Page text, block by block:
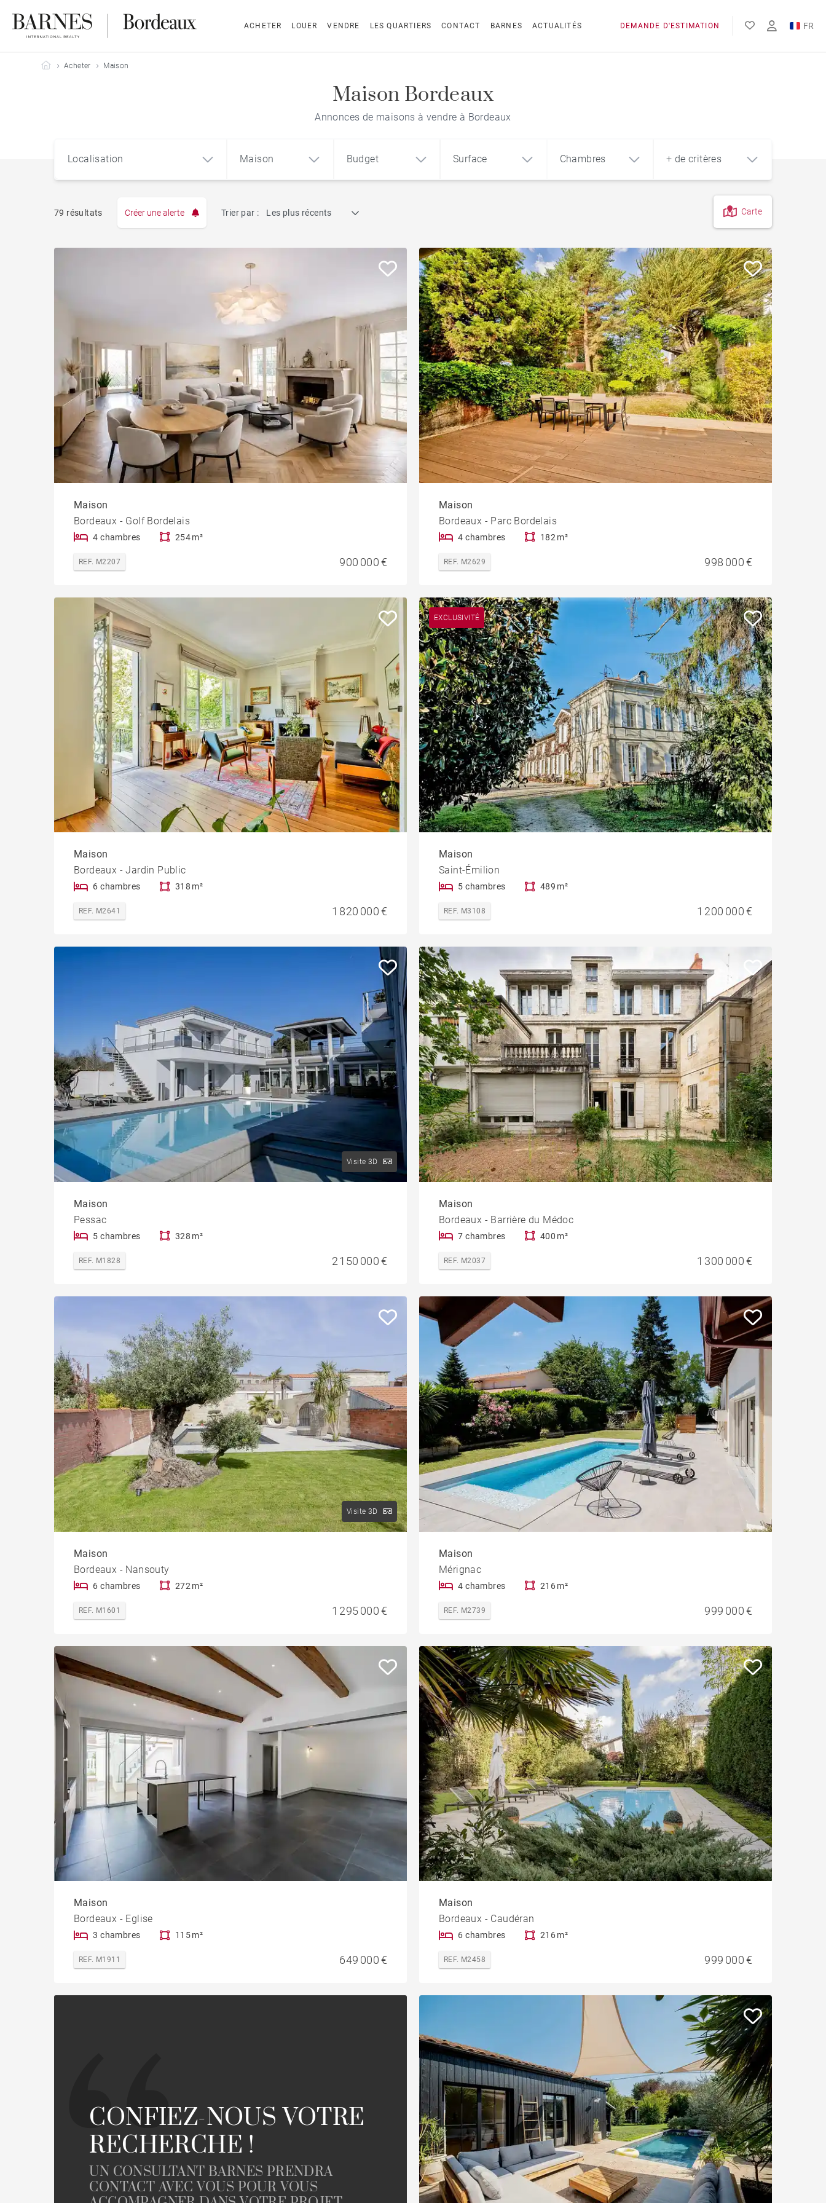
ACHETER LOUER VENDRE LES QUARTIERS CONTACT BARNES ACTUALITÉS DEMANDE D'ESTIMATION
FR
Barnes Bordeaux
Acheter Maison
Maison Bordeaux
Annonces de maisons à vendre à Bordeaux
Localisation Maison
Loft
Château
Bureau et
Immeuble
Propriété
Budget Surface Chambres + de critères
Piscine Garage
Jardin Cave à vin
Salle de sport Salle cinéma
Ascenseur Parking
Patio Dépendance
Vue dégagée Exclusivité
Cheminée Vue Garonne
À rénover Balcon
Climatisation Parc
79 résultats Créer une alerte Trier par : Les plus récents Carte
Maison
Bordeaux - Golf Bordelais
4 chambres 254 m²
REF. M2207 900 000 €
Maison
Bordeaux - Parc Bordelais
4 chambres 182 m²
REF. M2629 998 000 €
Maison
Bordeaux - Jardin Public
6 chambres 318 m²
REF. M2641 1 820 000 €
EXCLUSIVITÉ
Maison
Saint-Émilion
5 chambres 489 m²
REF. M3108 1 200 000 €
Visite 3D
Maison
Pessac
5 chambres 328 m²
REF. M1828 2 150 000 €
Maison
Bordeaux - Barrière du Médoc
7 chambres 400 m²
REF. M2037 1 300 000 €
Visite 3D
Maison
Bordeaux - Nansouty
6 chambres 272 m²
REF. M1601 1 295 000 €
Maison
Mérignac
4 chambres 216 m²
REF. M2739 999 000 €
Maison
Bordeaux - Eglise
3 chambres 115 m²
REF. M1911 649 000 €
Maison
Bordeaux - Caudéran
6 chambres 216 m²
REF. M2458 999 000 €
CONFIEZ-NOUS VOTRE
RECHERCHE !
UN CONSULTANT BARNES PRENDRA
CONTACT AVEC VOUS POUR VOUS